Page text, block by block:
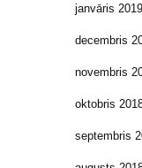
janvāris 2019
decembris
novembris
oktobris
septembris